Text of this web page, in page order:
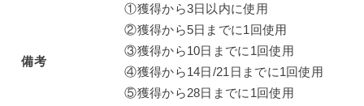
備考
①獲得から3日以内に使用
②獲得から5日までに1回使用
③獲得から10日までに1回使用
④獲得から14日/21日までに1回使用
⑤獲得から28日までに1回使用